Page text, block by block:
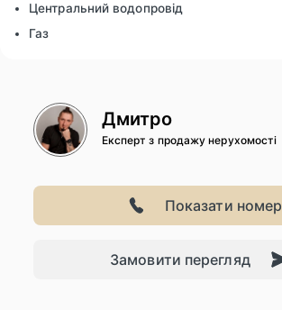
Центральний водопровід
Газ
Дмитро
Експерт з продажу нерухомості
Показати номер
Замовити перегляд